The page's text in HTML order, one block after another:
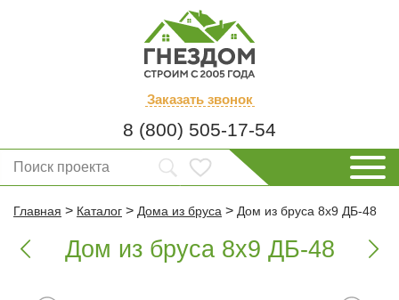
Заказать звонок
8 (800) 505-17-54
Главная > Каталог > Дома из бруса > Дом из бруса 8х9 ДБ-48
 Дом из бруса 8х9 ДБ-48 